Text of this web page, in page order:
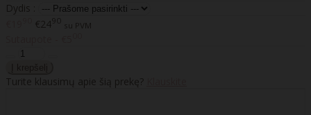
Dydis :
€2490 su PVM
Turite klausimų apie šią prekę?